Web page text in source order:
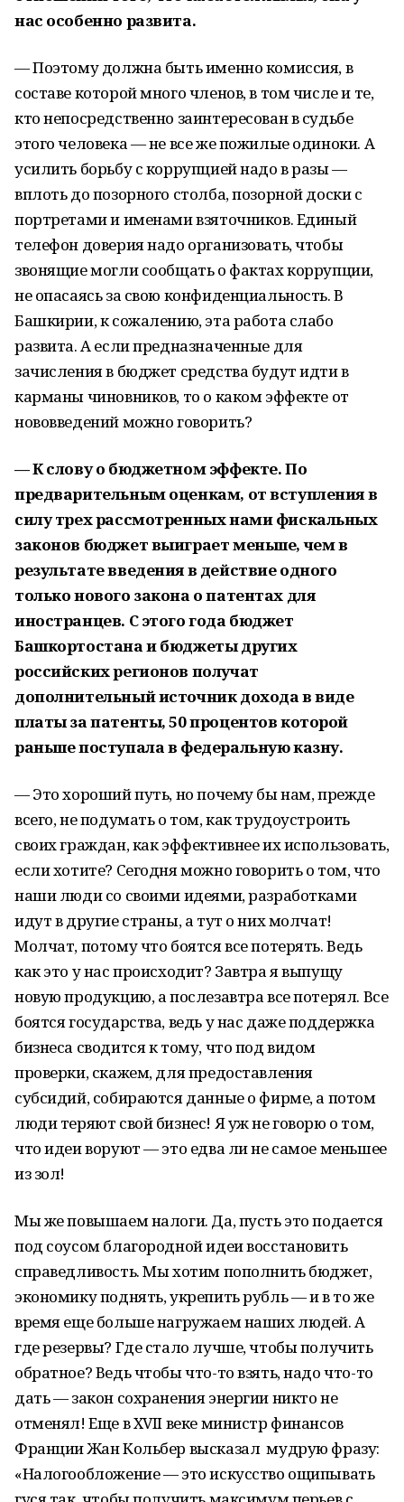
нас особенно развита.
— Поэтому должна быть именно комиссия, в
составе которой много членов, в том числе и те,
кто непосредственно заинтересован в судьбе
этого человека — не все же пожилые одиноки. А
усилить борьбу с коррупцией надо в разы —
вплоть до позорного столба, позорной доски с
портретами и именами взяточников. Единый
телефон доверия надо организовать, чтобы
звонящие могли сообщать о фактах коррупции,
не опасаясь за свою конфиденциальность. В
Башкирии, к сожалению, эта работа слабо
развита. А если предназначенные для
зачисления в бюджет средства будут идти в
карманы чиновников, то о каком эффекте от
нововведений можно говорить?
— К слову о бюджетном эффекте. По
предварительным оценкам, от вступления в
силу трех рассмотренных нами фискальных
законов бюджет выиграет меньше, чем в
результате введения в действие одного
только нового закона о патентах для
иностранцев. С этого года бюджет
Башкортостана и бюджеты других
российских регионов получат
дополнительный источник дохода в виде
платы за патенты, 50 процентов которой
раньше поступала в федеральную казну.
— Это хороший путь, но почему бы нам, прежде
всего, не подумать о том, как трудоустроить
своих граждан, как эффективнее их использовать,
если хотите? Сегодня можно говорить о том, что
наши люди со своими идеями, разработками
идут в другие страны, а тут о них молчат!
Молчат, потому что боятся все потерять. Ведь
как это у нас происходит? Завтра я выпущу
новую продукцию, а послезавтра все потерял. Все
боятся государства, ведь у нас даже поддержка
бизнеса сводится к тому, что под видом
проверки, скажем, для предоставления
субсидий, собираются данные о фирме, а потом
люди теряют свой бизнес! Я уж не говорю о том,
что идеи воруют — это едва ли не самое меньшее
из зол!
Мы же повышаем налоги. Да, пусть это подается
под соусом благородной идеи восстановить
справедливость. Мы хотим пополнить бюджет,
экономику поднять, укрепить рубль — и в то же
время еще больше нагружаем наших людей. А
где резервы? Где стало лучше, чтобы получить
обратное? Ведь чтобы что-то взять, надо что-то
дать — закон сохранения энергии никто не
отменял! Еще в XVII веке министр финансов
Франции Жан Кольбер высказал мудрую фразу:
«Налогообложение — это искусство ощипывать